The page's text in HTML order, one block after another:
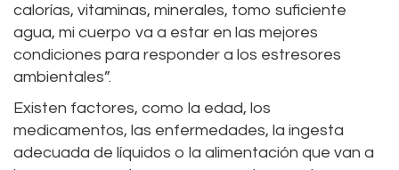
calorías, vitaminas, minerales, tomo suficiente
agua, mi cuerpo va a estar en las mejores
condiciones para responder a los estresores
ambientales”.
Existen factores, como la edad, los
medicamentos, las enfermedades, la ingesta
adecuada de líquidos o la alimentación que van a